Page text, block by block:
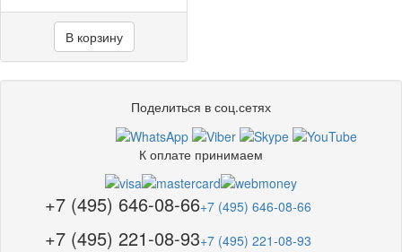
В корзину
Поделиться в соц.сетях
К оплате принимаем
+7 (495) 646-08-66+7 (495) 646-08-66
+7 (495) 221-08-93+7 (495) 221-08-93